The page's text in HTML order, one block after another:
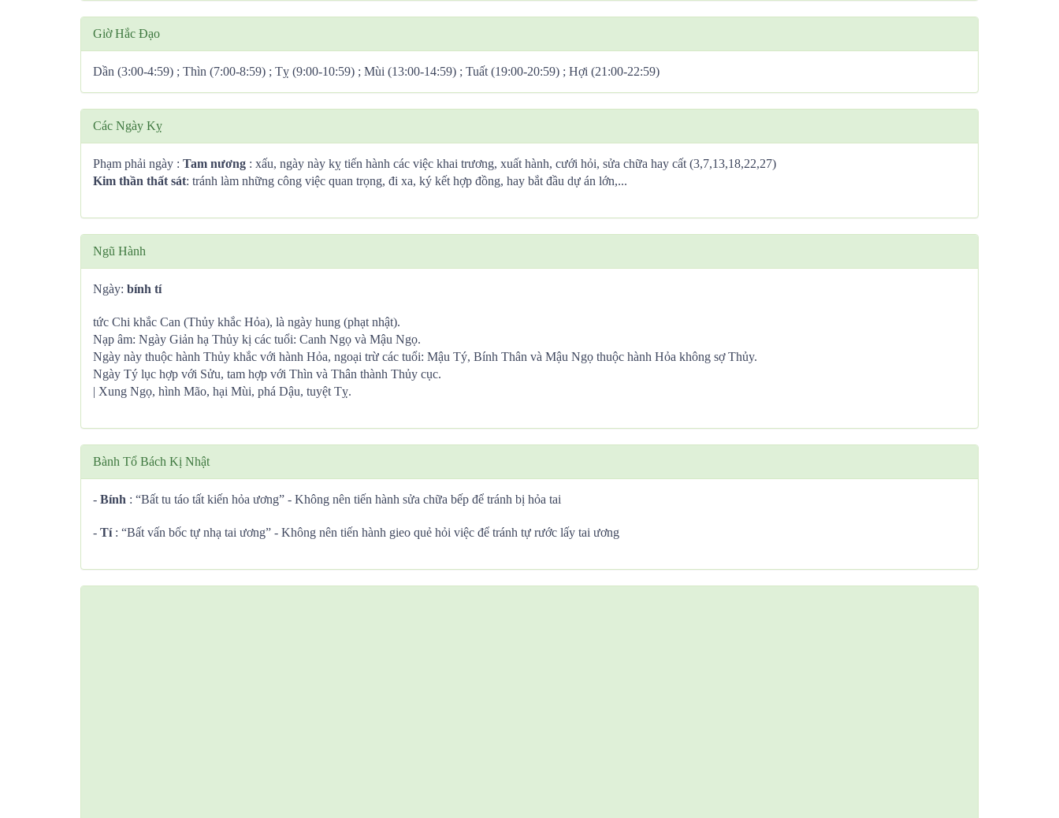
Giờ Hắc Đạo
Dần (3:00-4:59) ; Thìn (7:00-8:59) ; Tỵ (9:00-10:59) ; Mùi (13:00-14:59) ; Tuất (19:00-20:59) ; Hợi (21:00-22:59)
Các Ngày Kỵ
Phạm phải ngày : Tam nương : xấu, ngày này kỵ tiến hành các việc khai trương, xuất hành, cưới hỏi, sửa chữa hay cất (3,7,13,18,22,27)
Kim thần thất sát: tránh làm những công việc quan trọng, đi xa, ký kết hợp đồng, hay bắt đầu dự án lớn,...
Ngũ Hành
Ngày: bính tí
tức Chi khắc Can (Thủy khắc Hỏa), là ngày hung (phạt nhật).
Nạp âm: Ngày Giản hạ Thủy kị các tuổi: Canh Ngọ và Mậu Ngọ.
Ngày này thuộc hành Thủy khắc với hành Hỏa, ngoại trừ các tuổi: Mậu Tý, Bính Thân và Mậu Ngọ thuộc hành Hỏa không sợ Thủy.
Ngày Tý lục hợp với Sửu, tam hợp với Thìn và Thân thành Thủy cục.
| Xung Ngọ, hình Mão, hại Mùi, phá Dậu, tuyệt Tỵ.
Bành Tổ Bách Kị Nhật
- Bính : “Bất tu táo tất kiến hỏa ương” - Không nên tiến hành sửa chữa bếp để tránh bị hỏa tai
- Tí: “Bất vấn bốc tự nhạ tai ương” - Không nên tiến hành gieo quẻ hỏi việc để tránh tự rước lấy tai ương